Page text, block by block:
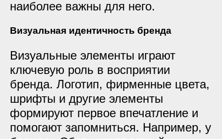
наиболее важны для него.
Визуальная идентичность бренда
Визуальные элементы играют
ключевую роль в восприятии
бренда. Логотип, фирменные цвета,
шрифты и другие элементы
формируют первое впечатление и
помогают запомниться. Например, у